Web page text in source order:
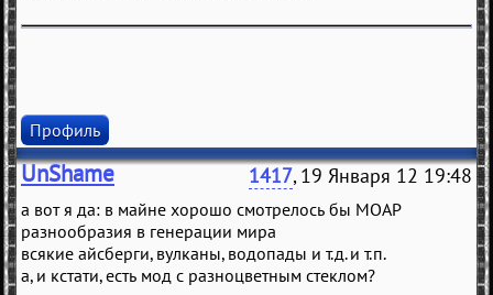
Профиль
UnShame 1417, 19 Января 12 19:48
а вот я да: в майне хорошо смотрелось бы МОАР
разнообразия в генерации мира
всякие айсберги, вулканы, водопады и т.д. и т.п.
а, и кстати, есть мод с разноцветным стеклом?